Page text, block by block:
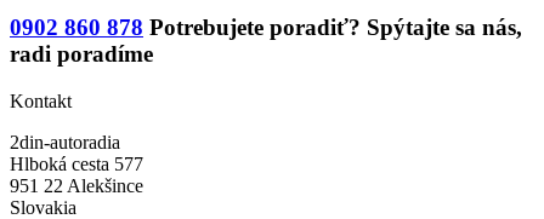
0902 860 878 Potrebujete poradiť? Spýtajte sa nás,
radi poradíme
Kontakt
2din-autoradia
Hlboká cesta 577
951 22 Alekšince
Slovakia